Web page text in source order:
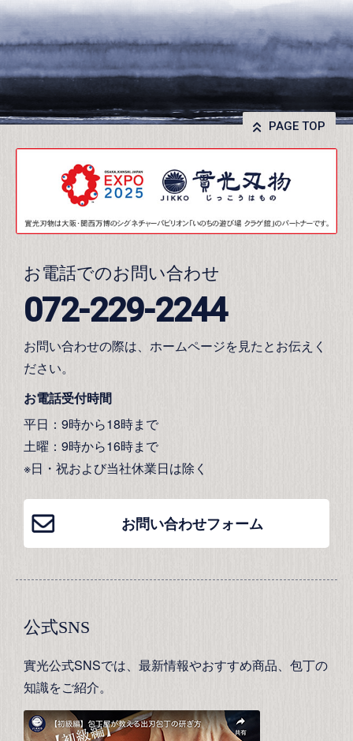
PAGE TOP
お電話でのお問い合わせ
072-229-2244
お問い合わせの際は、ホームページを見たとお伝えく
ださい。
お電話受付時間
平日：9時から18時まで
土曜：9時から16時まで
※日・祝および当社休業日は除く
お問い合わせフォーム
公式SNS
實光公式SNSでは、最新情報やおすすめ商品、包丁の
知識をご紹介。